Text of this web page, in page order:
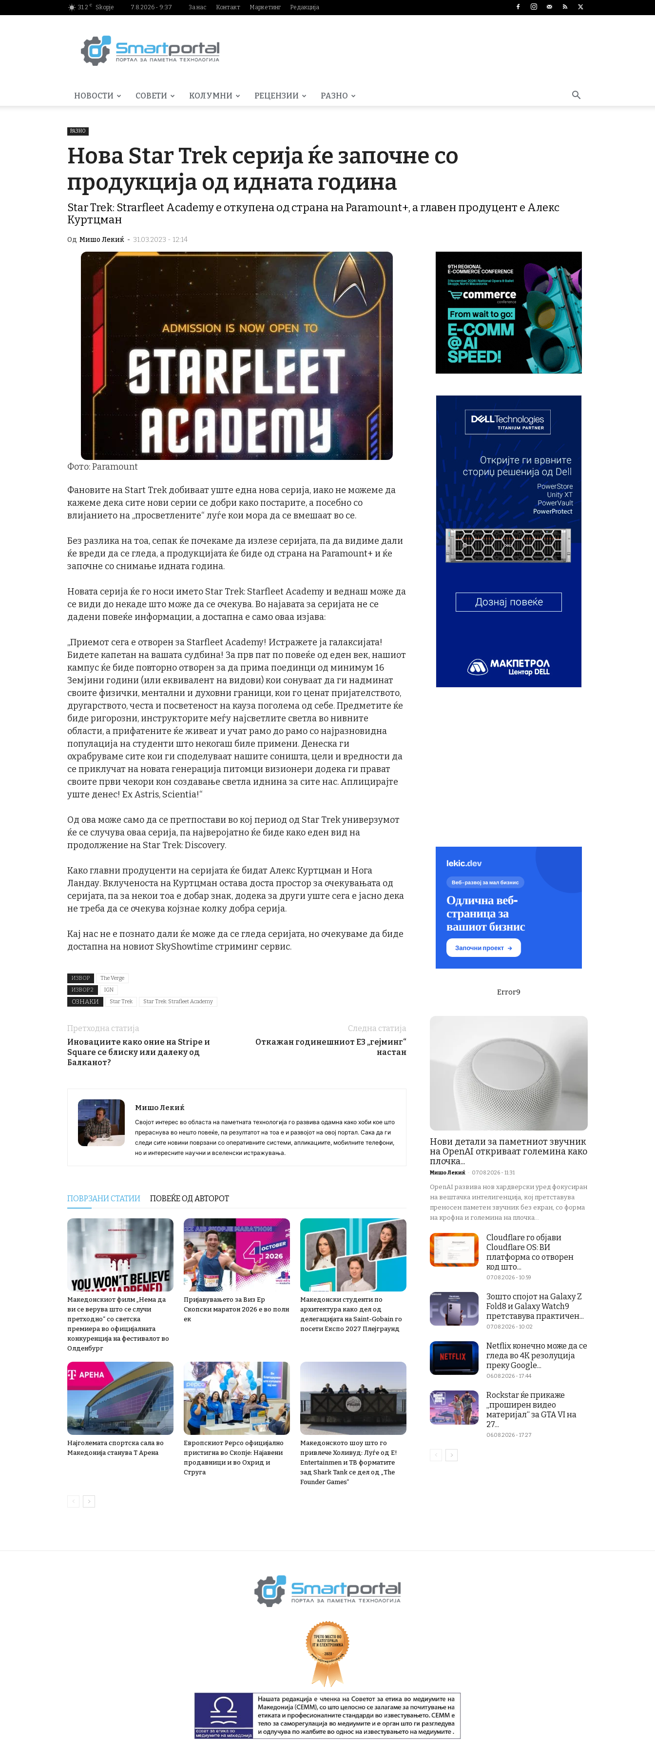
31.2 C Skopje 7.8.2026 - 9:37 За нас Контакт Маркетинг Редакција
НОВОСТИ СОВЕТИ КОЛУМНИ РЕЦЕНЗИИ РАЗНО
РАЗНО
Нова Star Trek серија ќе започне со
продукција од идната година
Star Trek: Strarfleet Academy е откупена од страна на Paramount+, а главен продуцент е Алекс
Куртцман
Од Мишо Лекиќ - 31.03.2023 - 12:14
Фото: Paramount
Фановите на Start Trek добиваат уште една нова серија, иако не можеме да
кажеме дека сите нови серии се добри како постарите, а посебно со
влијанието на „просветлените“ луѓе кои мора да се вмешаат во се.
Без разлика на тоа, сепак ќе почекаме да излезе серијата, па да видиме дали
ќе вреди да се гледа, а продукцијата ќе биде од страна на Paramount+ и ќе
започне со снимање идната година.
Новата серија ќе го носи името Star Trek: Starfleet Academy и веднаш може да
се види до некаде што може да се очекува. Во најавата за серијата не се
дадени повеќе информации, а достапна е само оваа изјава:
„Приемот сега е отворен за Starfleet Academy! Истражете ја галаксијата!
Бидете капетан на вашата судбина! За прв пат по повеќе од еден век, нашиот
кампус ќе биде повторно отворен за да прима поединци од минимум 16
Земјини години (или еквивалент на видови) кои сонуваат да ги надминат
своите физички, ментални и духовни граници, кои го ценат пријателството,
другарството, честа и посветеност на кауза поголема од себе. Предметите ќе
биде ригорозни, инструкторите меѓу најсветлите светла во нивните
области, а прифатените ќе живеат и учат рамо до рамо со најразновидна
популација на студенти што некогаш биле примени. Денеска ги
охрабруваме сите кои ги споделуваат нашите соништа, цели и вредности да
се приклучат на новата генерација питомци визионери додека ги прават
своите први чекори кон создавање светла иднина за сите нас. Аплицирајте
уште денес! Ex Astris, Scientia!“
Од ова може само да се претпостави во кој период од Star Trek универзумот
ќе се случува оваа серија, па најверојатно ќе биде како еден вид на
продолжение на Star Trek: Discovery.
Како главни продуценти на серијата ќе бидат Алекс Куртцман и Нога
Ландау. Вклученоста на Куртцман остава доста простор за очекувањата од
серијата, па за некои тоа е добар знак, додека за други уште сега е јасно дека
не треба да се очекува којзнае колку добра серија.
Кај нас не е познато дали ќе може да се гледа серијата, но очекуваме да биде
достапна на новиот SkyShowtime стриминг сервис.
ИЗВОР
The Verge
ИЗВОР 2
IGN
ОЗНАКИ Star Trek Star Trek: Strafleet Academy
Претходна статија
Иновациите како оние на Stripe и
Square се блиску или далеку од
Балканот?
Следна статија
Откажан годинешниот E3 „гејминг“
настан
Мишо Лекиќ
Својот интерес во областа на паметната технологија го развива одамна како хоби кое што
прераснува во нешто повеќе, па резултатот на тоа е и развојот на овој портал. Сака да ги
следи сите новини поврзани со оперативните системи, апликациите, мобилните телефони,
но и интересните научни и вселенски истражувања.
ПОВРЗАНИ СТАТИИ ПОВЕЌЕ ОД АВТОРОТ
Македонскиот филм „Нема да
ви се верува што се случи
претходно“ со светска
премиера во официјалната
конкуренција на фестивалот во
Олденбург
Пријавувањето за Виз Ер
Скопски маратон 2026 е во полн
ек
Македонски студенти по
архитектура како дел од
делегацијата на Saint-Gobain го
посети Експо 2027 Плејграунд
Најголемата спортска сала во
Македонија станува Т Арена
Европскиот Pepco официјално
пристигна во Скопје: Најавени
продавници и во Охрид и
Струга
Македонското шоу што го
привлече Холивуд: Луѓе од E!
Entertainmen и ТВ форматите
зад Shark Tank се дел од „The
Founder Games“
Error9
Нови детали за паметниот звучник
на OpenAI откриваат големина како
плочка...
Мишо Лекиќ - 07.08.2026 - 11:31
OpenAI развива нов хардверски уред фокусиран
на вештачка интелигенција, кој претставува
преносен паметен звучник без екран, со форма
на крофна и големина на плочка...
Cloudflare го објави
Cloudflare OS: ВИ
платформа со отворен
код што...
07.08.2026 - 10:59
Зошто спојот на Galaxy Z
Fold8 и Galaxy Watch9
претставува практичен...
07.08.2026 - 10:02
Netflix конечно може да се
гледа во 4K резолуција
преку Google...
06.08.2026 - 17:44
Rockstar ќе прикаже
„проширен видео
материјал“ за GTA VI на
27...
06.08.2026 - 17:27